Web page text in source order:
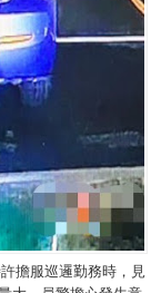
擔服巡邏勤務時，見